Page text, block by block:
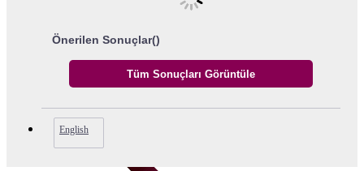
Önerilen Sonuçlar()
English